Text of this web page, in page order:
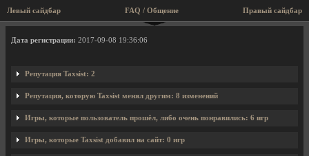
Левый сайдбар Правый сайдбар
FAQ / Общение
Профиль пользователя Taxsist
Дата регистрации: 2017-09-08 19:36:06
Репутация Taxsist: 2
Репутация, которую Taxsist менял другим: 8 изменений
Игры, которые пользователь прошёл, либо очень понравились: 6 игр
Игры, которые Taxsist добавил на сайт: 0 игр